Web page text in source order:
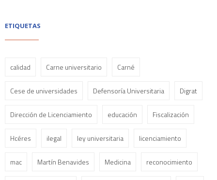
ETIQUETAS
calidad Carne universitario Carné
Cese de universidades Defensoría Universitaria Digrat
Dirección de Licenciamiento educación Fiscalización
Hcéres ilegal ley universitaria licenciamiento
mac Martín Benavides Medicina reconocimiento